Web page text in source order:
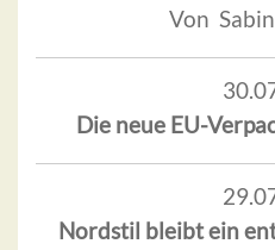
Von
Die neue EU-
Nordstil bleibt ein